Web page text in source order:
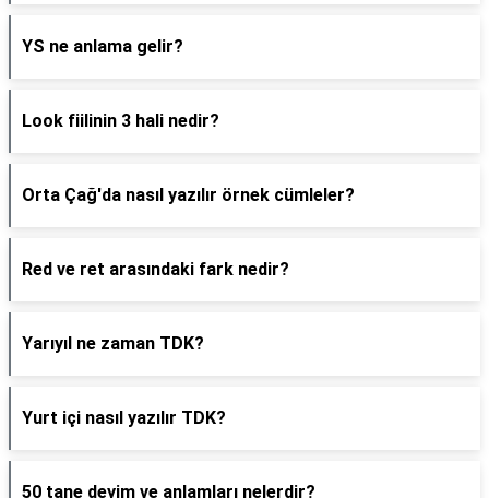
YS ne anlama gelir?
Look fiilinin 3 hali nedir?
Orta Çağ'da nasıl yazılır örnek cümleler?
Red ve ret arasındaki fark nedir?
Yarıyıl ne zaman TDK?
Yurt içi nasıl yazılır TDK?
50 tane deyim ve anlamları nelerdir?